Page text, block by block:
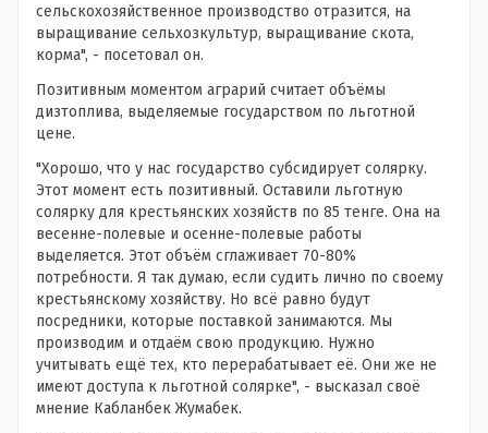
сельскохозяйственное производство отразится, на
выращивание сельхозкультур, выращивание скота,
корма", - посетовал он.
Позитивным моментом аграрий считает объёмы
дизтоплива, выделяемые государством по льготной
цене.
"Хорошо, что у нас государство субсидирует солярку.
Этот момент есть позитивный. Оставили льготную
солярку для крестьянских хозяйств по 85 тенге. Она на
весенне-полевые и осенне-полевые работы
выделяется. Этот объём сглаживает 70-80%
потребности. Я так думаю, если судить лично по своему
крестьянскому хозяйству. Но всё равно будут
посредники, которые поставкой занимаются. Мы
производим и отдаём свою продукцию. Нужно
учитывать ещё тех, кто перерабатывает её. Они же не
имеют доступа к льготной солярке", - высказал своё
мнение Кабланбек Жумабек.